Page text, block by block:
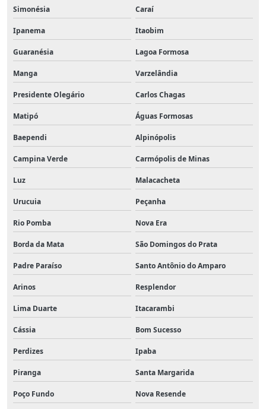
Simonésia Caraí
Ipanema Itaobim
Guaranésia Lagoa Formosa
Manga Varzelândia
Presidente Olegário Carlos Chagas
Matipó Águas Formosas
Baependi Alpinópolis
Campina Verde Carmópolis de Minas
Luz Malacacheta
Urucuia Peçanha
Rio Pomba Nova Era
Borda da Mata São Domingos do Prata
Padre Paraíso Santo Antônio do Amparo
Arinos Resplendor
Lima Duarte Itacarambi
Cássia Bom Sucesso
Perdizes Ipaba
Piranga Santa Margarida
Poço Fundo Nova Resende